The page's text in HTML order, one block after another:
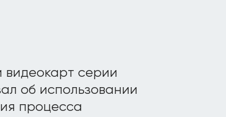
видеокарт серии
об использовании
процесса